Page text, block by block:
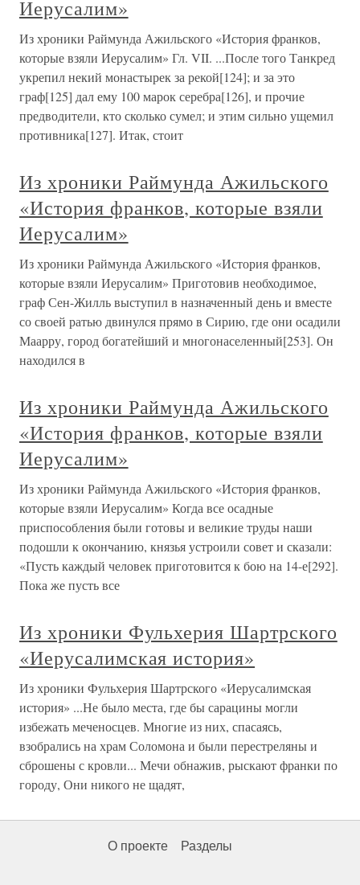
Иерусалим»
Из хроники Раймунда Ажильского «История франков,
которые взяли Иерусалим» Гл. VII. ...После того Танкред
укрепил некий монастырек за рекой[124]; и за это
граф[125] дал ему 100 марок серебра[126], и прочие
предводители, кто сколько сумел; и этим сильно ущемил
противника[127]. Итак, стоит
Из хроники Раймунда Ажильского
«История франков, которые взяли
Иерусалим»
Из хроники Раймунда Ажильского «История франков,
которые взяли Иерусалим» Приготовив необходимое,
граф Сен-Жилль выступил в назначенный день и вместе
со своей ратью двинулся прямо в Сирию, где они осадили
Маарру, город богатейший и многонаселенный[253]. Он
находился в
Из хроники Раймунда Ажильского
«История франков, которые взяли
Иерусалим»
Из хроники Раймунда Ажильского «История франков,
которые взяли Иерусалим» Когда все осадные
приспособления были готовы и великие труды наши
подошли к окончанию, князья устроили совет и сказали:
«Пусть каждый человек приготовится к бою на 14-е[292].
Пока же пусть все
Из хроники Фульхерия Шартрского
«Иерусалимская история»
Из хроники Фульхерия Шартрского «Иерусалимская
история» ...Не было места, где бы сарацины могли
избежать меченосцев. Многие из них, спасаясь,
взобрались на храм Соломона и были перестреляны и
сброшены с кровли... Мечи обнажив, рыскают франки по
городу, Они никого не щадят,
О проекте Разделы